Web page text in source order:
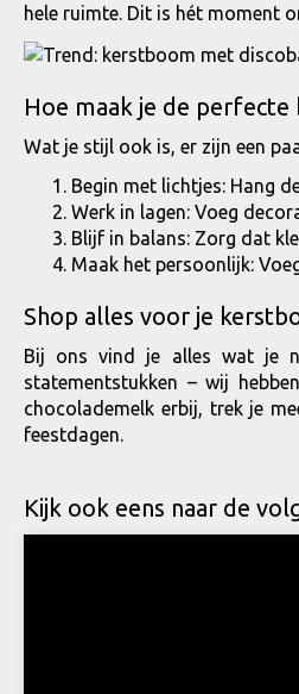
hele ruimte. Dit is hét moment
Hoe maak je de perfecte
Wat je stijl ook is, er zijn een
Begin met lichtjes: Hang
Werk in lagen: Voeg
Blijf in balans: Zorg dat
Maak het persoonlijk:
Shop alles voor je
Bij ons vind je alles wat je
statementstukken – wij
chocolademelk erbij, trek je
feestdagen.
Kijk ook eens naar de